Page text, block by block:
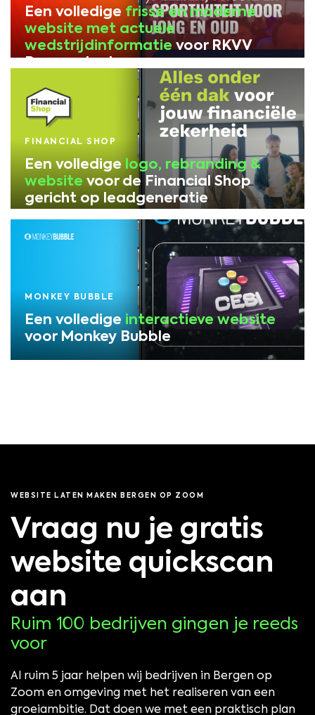
Een volledige frisse en moderne
website met actuele
wedstrijdinformatievoor RKVV
FINANCIAL SHOP
Een volledige logo, rebranding &
website voor de Financial Shop
gericht op leadgeneratie
MONKEY BUBBLE
Een volledige interactieve website
voor Monkey Bubble
WEBSITE LATEN MAKEN BERGEN OP ZOOM
Vraag nu je gratis
website quickscan
aan
Ruim 100 bedrijven gingen je reeds
voor
Al ruim 5 jaar helpen wij bedrijven in Bergen op
Zoom en omgeving met het realiseren van een
groeiambitie. Dat doen we met een praktisch plan